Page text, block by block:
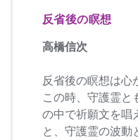
反省後の瞑想
高橋信次
反省後の瞑想は心
この時、守護霊と
の中で祈願文を唱
と、守護霊の波動